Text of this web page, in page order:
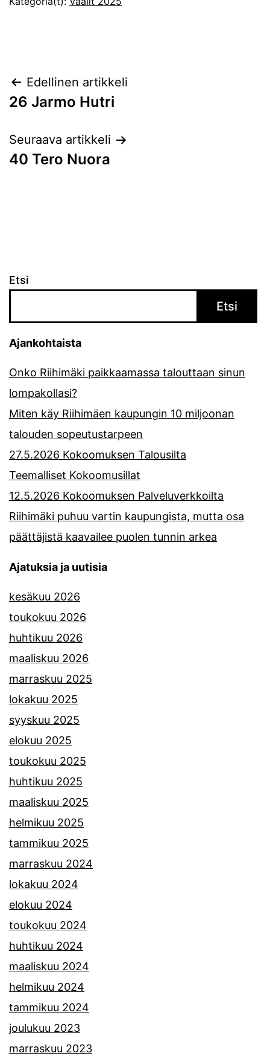
Artikkelien
selaus
Edellinen artikkeli
26 Jarmo Hutri
Seuraava artikkeli
40 Tero Nuora
Etsi
Etsi
Ajankohtaista
Onko Riihimäki paikkaamassa talouttaan sinun
lompakollasi?
Miten käy Riihimäen kaupungin 10 miljoonan
talouden sopeutustarpeen
27.5.2026 Kokoomuksen Talousilta
Teemalliset Kokoomusillat
12.5.2026 Kokoomuksen Palveluverkkoilta
Riihimäki puhuu vartin kaupungista, mutta osa
päättäjistä kaavailee puolen tunnin arkea
Ajatuksia ja uutisia
kesäkuu 2026
toukokuu 2026
huhtikuu 2026
maaliskuu 2026
marraskuu 2025
lokakuu 2025
syyskuu 2025
elokuu 2025
toukokuu 2025
huhtikuu 2025
maaliskuu 2025
helmikuu 2025
tammikuu 2025
marraskuu 2024
lokakuu 2024
elokuu 2024
toukokuu 2024
huhtikuu 2024
maaliskuu 2024
helmikuu 2024
tammikuu 2024
joulukuu 2023
marraskuu 2023